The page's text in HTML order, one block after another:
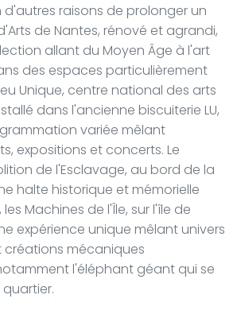
raisons de prolonger un
de Nantes, rénové et agrandi,
allant du Moyen Âge à l'art
des espaces particulièrement
Unique, centre national des arts
dans l'ancienne biscuiterie LU,
variée mêlant
expositions et concerts. Le
de l'Esclavage, au bord de la
halte historique et mémorielle
Machines de l'Île, sur l'île de
expérience unique mêlant univers
créations mécaniques
l'éléphant géant qui se